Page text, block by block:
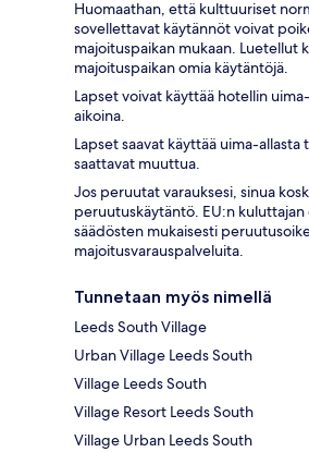
Huomaathan, että kulttuuriset
sovellettavat käytännöt voivat
majoituspaikan mukaan. Luetellut
majoituspaikan omia käytäntöjä.
Lapset voivat käyttää hotellin
aikoina.
Lapset saavat käyttää uima-
saattavat muuttua.
Jos peruutat varauksesi, sinua
peruutuskäytäntö. EU:n kuluttajan
säädösten mukaisesti
majoitusvarauspalveluita.
Tunnetaan myös nimellä
Leeds South Village
Urban Village Leeds South
Village Leeds South
Village Resort Leeds South
Village Urban Leeds South